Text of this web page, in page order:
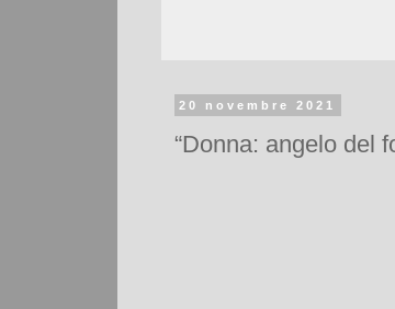
20 novembre 2021
“Donna: angelo del